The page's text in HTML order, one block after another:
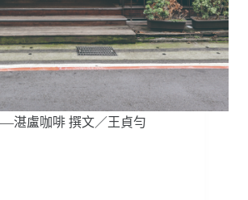
湛盧咖啡 撰文／王貞勻